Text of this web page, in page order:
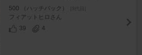
500 （ハッチバック） [3代目]
フィアットヒロさん
39
4